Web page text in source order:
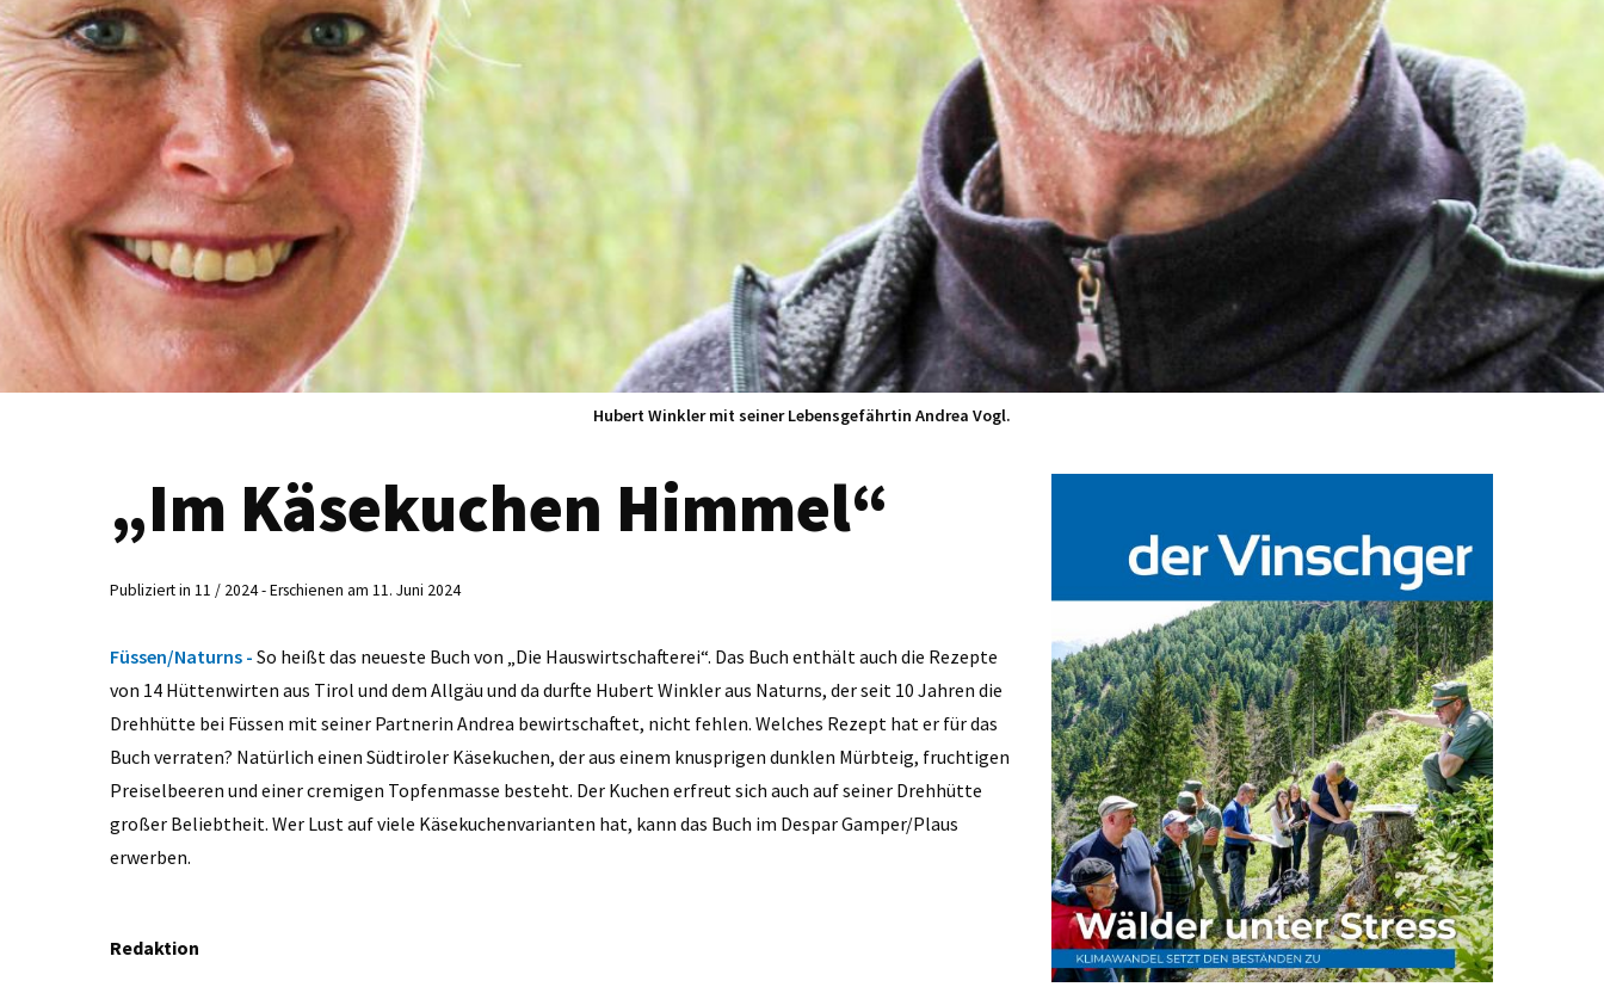
Hubert Winkler mit seiner Lebensgefährtin Andrea Vogl.
„Im Käsekuchen Himmel“
Publiziert in 11 / 2024 - Erschienen am 11. Juni 2024
Füssen/Naturns - So heißt das neueste Buch von „Die Hauswirtschafterei“. Das Buch enthält auch die Rezepte
von 14 Hüttenwirten aus Tirol und dem Allgäu und da durfte Hubert Winkler aus Naturns, der seit 10 Jahren die
Drehhütte bei Füssen mit seiner Partnerin Andrea bewirtschaftet, nicht fehlen. Welches Rezept hat er für das
Buch verraten? Natürlich einen Südtiroler Käsekuchen, der aus einem knusprigen dunklen Mürbteig, fruchtigen
Preiselbeeren und einer cremigen Topfenmasse besteht. Der Kuchen erfreut sich auch auf seiner Drehhütte
großer Beliebtheit. Wer Lust auf viele Käsekuchenvarianten hat, kann das Buch im Despar Gamper/Plaus
erwerben.
Redaktion